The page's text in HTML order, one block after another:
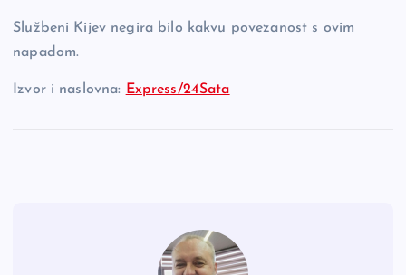
Službeni Kijev negira bilo kakvu povezanost s ovim
napadom.
Izvor i naslovna: Express/24Sata